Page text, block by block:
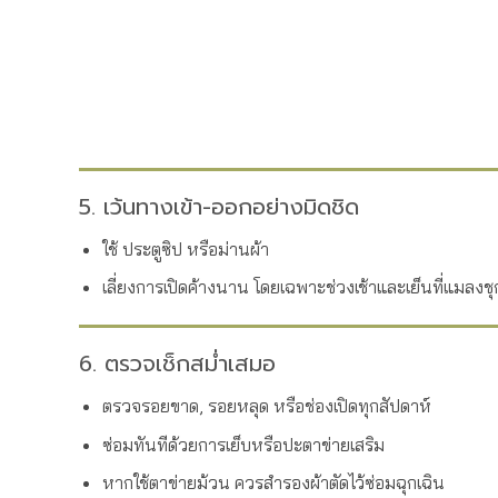
5. เว้นทางเข้า-ออกอย่างมิดชิด
ใช้ ประตูซิป หรือม่านผ้า
เลี่ยงการเปิดค้างนาน โดยเฉพาะช่วงเช้าและเย็นที่แมลงชุ
6. ตรวจเช็กสม่ำเสมอ
ตรวจรอยขาด, รอยหลุด หรือช่องเปิดทุกสัปดาห์
ซ่อมทันทีด้วยการเย็บหรือปะตาข่ายเสริม
หากใช้ตาข่ายม้วน ควรสำรองผ้าตัดไว้ซ่อมฉุกเฉิน